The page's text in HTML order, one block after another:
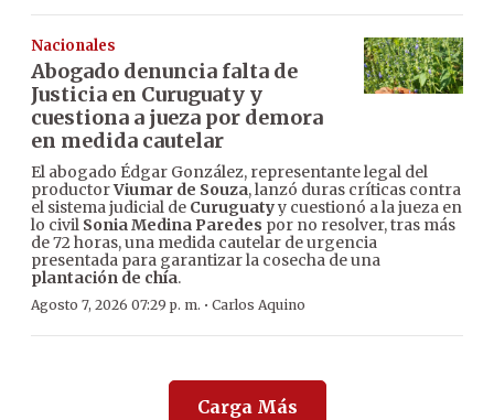
Nacionales
Abogado denuncia falta de
Justicia en Curuguaty y
cuestiona a jueza por demora
en medida cautelar
El abogado Édgar González, representante legal del
productorViumar de Souza, lanzó duras críticas contra
el sistema judicial de Curuguatyy cuestionó a la jueza en
lo civil Sonia Medina Paredes por no resolver, tras más
de 72 horas, una medida cautelar de urgencia
presentada para garantizar la cosecha de una
plantación de chía.
Agosto 7, 2026 07:29 p. m. · Carlos Aquino
Carga Más